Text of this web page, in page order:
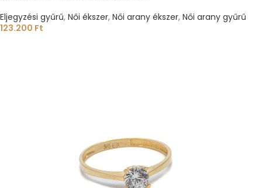
Eljegyzési gyűrű, Női ékszer, Női arany ékszer, Női arany gyűrű
123.200 Ft